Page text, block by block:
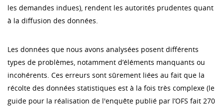
les demandes indues), rendent les autorités prudentes quant
à la diffusion des données.
Les données que nous avons analysées posent différents
types de problèmes, notamment d’éléments manquants ou
incohérents. Ces erreurs sont sûrement liées au fait que la
récolte des données statistiques est à la fois très complexe (le
guide pour la réalisation de l'enquête publié par l’OFS fait 270